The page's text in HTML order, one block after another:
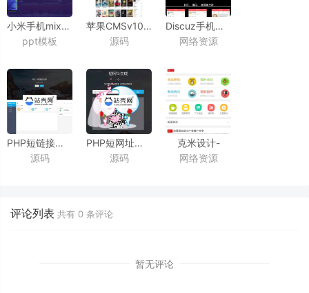
小米手机mix3发布会ppt模板
（图片版）
ppt模板
苹果CMSv10宽屏轮播手机电脑自适应模板
_源码下载
源码
Discuz手机视频模板
AIUI7.3.0
网络资源
PHP短链接短网址生成源码V3.0_
源码下载
源码
PHP短网址生成网站源码
搏天短网址生成源码V3.1_
源码
克米设计-
APP手机版
网络资源
评论列表 共有 0 条评论
暂无评论